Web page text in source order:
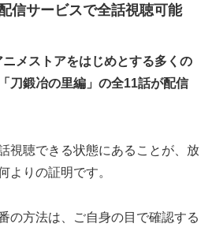
信サービスで全話視聴可能
メストアをはじめとする多くの
刀鍛冶の里編」の全11話が配信
視聴できる状態にあることが、放
よりの証明です。
の方法は、ご自身の目で確認する